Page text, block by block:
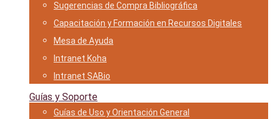
Sugerencias de Compra Bibliográfica
Capacitación y Formación en Recursos Digitales
Mesa de Ayuda
Intranet Koha
Intranet SABio
Guías y Soporte
Guías de Uso y Orientación General